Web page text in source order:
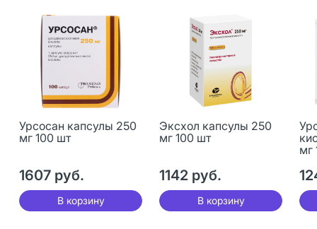
Урсосан капсулы 250
мг 100 шт
1607 руб.
В корзину
Эксхол капсулы 250
мг 100 шт
1142 руб.
В корзину
мг